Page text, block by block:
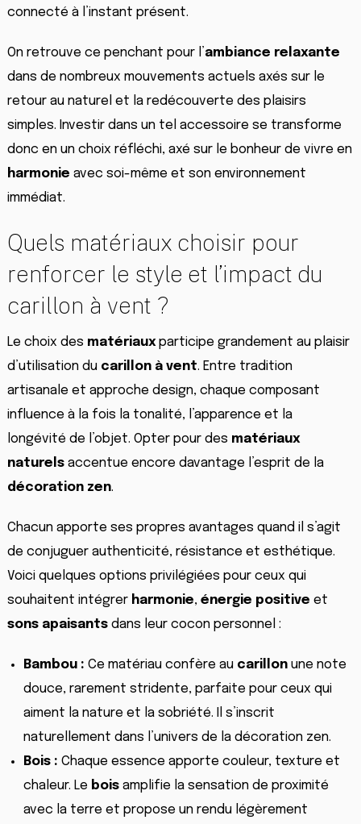
connecté à l’instant présent.
On retrouve ce penchant pour l’ambiance relaxante
dans de nombreux mouvements actuels axés sur le
retour au naturel et la redécouverte des plaisirs
simples. Investir dans un tel accessoire se transforme
donc en un choix réfléchi, axé sur le bonheur de vivre en
harmonie avec soi-même et son environnement
immédiat.
Quels matériaux choisir pour
renforcer le style et l’impact du
carillon à vent ?
Le choix des matériauxparticipe grandement au plaisir
d’utilisation du carillon à vent. Entre tradition
artisanale et approche design, chaque composant
influence à la fois la tonalité, l’apparence et la
longévité de l’objet. Opter pour des matériaux
naturelsaccentue encore davantage l’esprit de la
décoration zen.
Chacun apporte ses propres avantages quand il s’agit
de conjuguer authenticité, résistance et esthétique.
Voici quelques options privilégiées pour ceux qui
souhaitent intégrer harmonie, énergie positive et
sons apaisantsdans leur cocon personnel :
Bambou : Ce matériau confère au carillonune note
douce, rarement stridente, parfaite pour ceux qui
aiment la nature et la sobriété. Il s’inscrit
naturellement dans l’univers de la décoration zen.
Bois : Chaque essence apporte couleur, texture et
chaleur. Le boisamplifie la sensation de proximité
avec la terre et propose un rendu légèrement